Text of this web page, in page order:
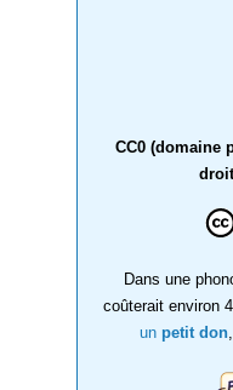
CC0 (domaine
Dans une
coûterait environ
un petit don